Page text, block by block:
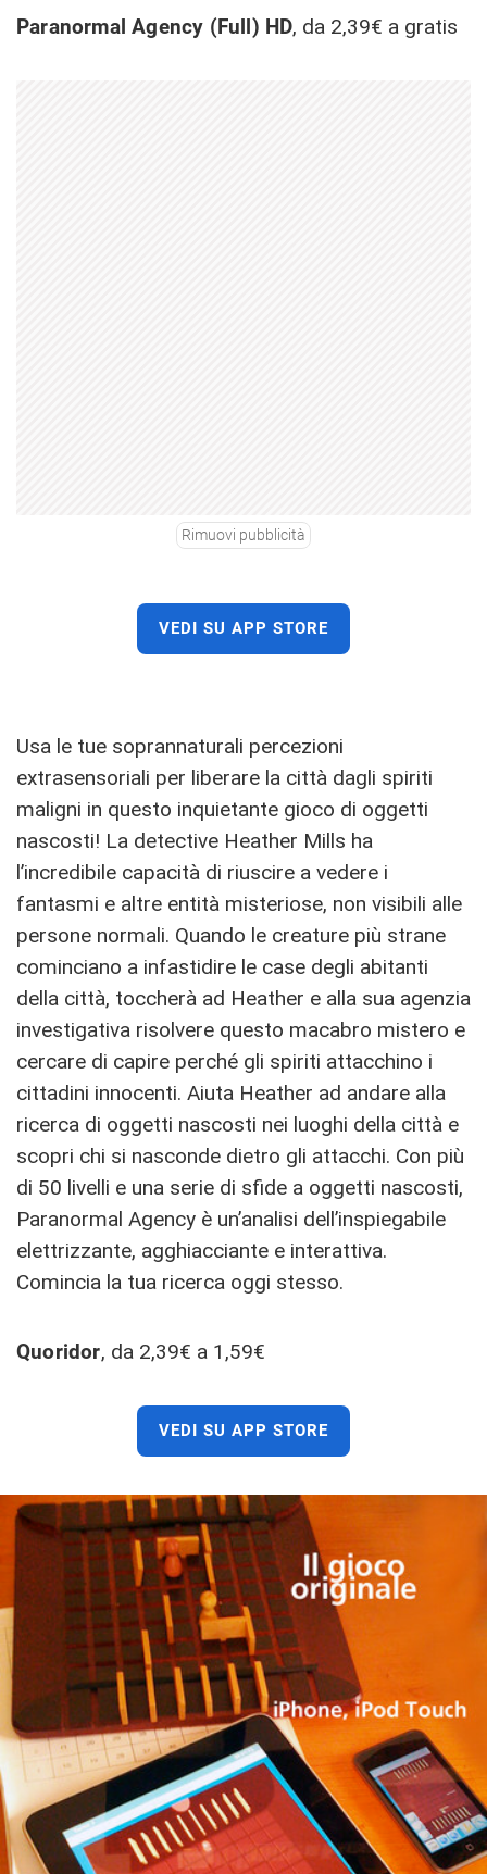
Paranormal Agency (Full) HD, da 2,39€ a gratis
Rimuovi pubblicità
VEDI SU APP STORE
Usa le tue soprannaturali percezioni
extrasensoriali per liberare la città dagli spiriti
maligni in questo inquietante gioco di oggetti
nascosti! La detective Heather Mills ha
l’incredibile capacità di riuscire a vedere i
fantasmi e altre entità misteriose, non visibili alle
persone normali. Quando le creature più strane
cominciano a infastidire le case degli abitanti
della città, toccherà ad Heather e alla sua agenzia
investigativa risolvere questo macabro mistero e
cercare di capire perché gli spiriti attacchino i
cittadini innocenti. Aiuta Heather ad andare alla
ricerca di oggetti nascosti nei luoghi della città e
scopri chi si nasconde dietro gli attacchi. Con più
di 50 livelli e una serie di sfide a oggetti nascosti,
Paranormal Agency è un’analisi dell’inspiegabile
elettrizzante, agghiacciante e interattiva.
Comincia la tua ricerca oggi stesso.
Quoridor, da 2,39€ a 1,59€
VEDI SU APP STORE